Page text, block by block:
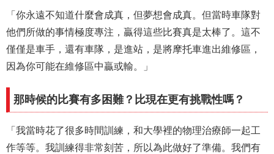
「你永遠不知道什麼會成真，但夢想會成真。但當時車隊對
他們所做的事情極度專注，贏得這些比賽真是太棒了。這不
僅僅是車手，還有車隊，是進站，是將摩托車進出維修區，
因為你可能在維修區中贏或輸。」
那時候的比賽有多困難？比現在更有挑戰性嗎？
「我當時花了很多時間訓練，和大學裡的物理治療師一起工
作等等。我訓練得非常刻苦，所以為此做好了準備。我們有